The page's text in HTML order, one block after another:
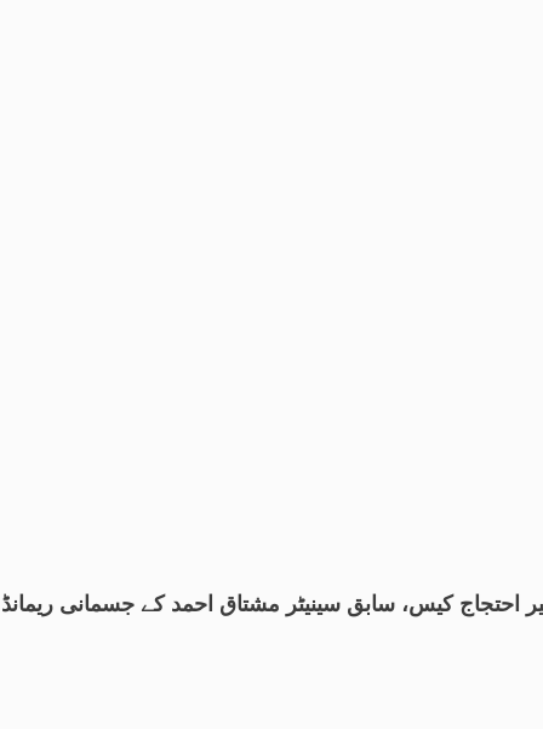
احتجاج کیس، سابق سینیٹر مشتاق احمد کے جسمانی ریمانڈ میں 4 روز